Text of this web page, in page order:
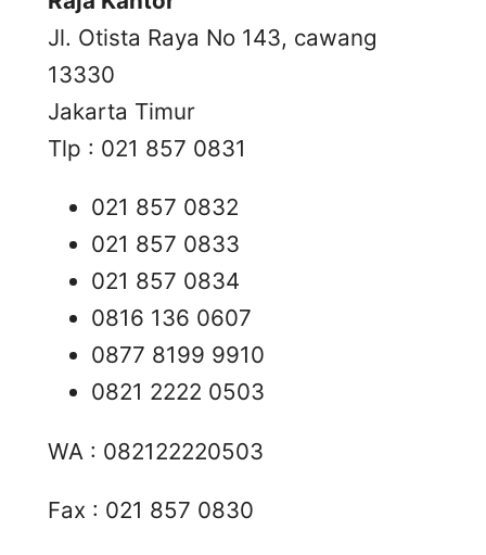
Jl. Otista Raya No 143, cawang
13330
Jakarta Timur
Tlp : 021 857 0831
021 857 0832
021 857 0833
021 857 0834
0816 136 0607
0877 8199 9910
0821 2222 0503
WA : 082122220503
Fax : 021 857 0830